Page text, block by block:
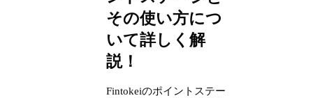
その使い方につ
いて詳しく解
説！
Fintokeiのポイントステー